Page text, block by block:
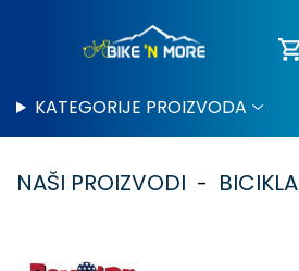
KATEGORIJE PROIZVODA
NAŠI PROIZVODI BICIKLA